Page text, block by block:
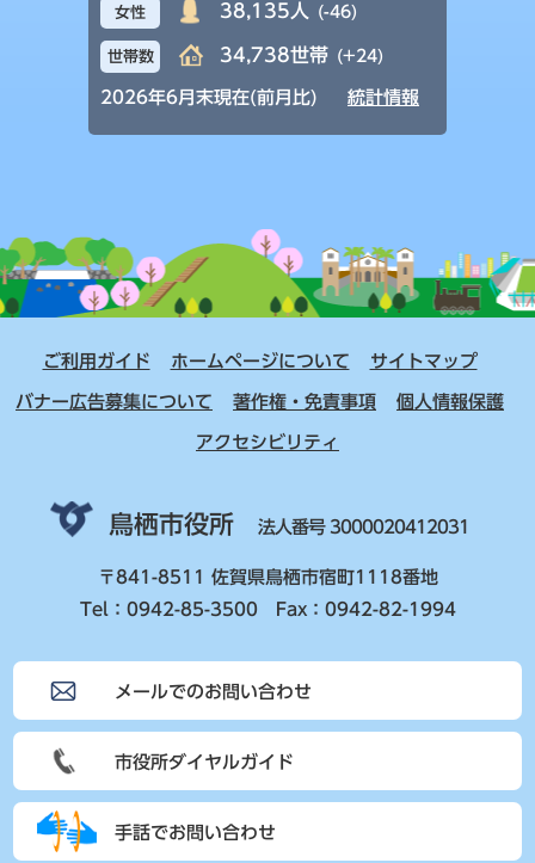
女性 38,135人 (-46)
世帯数 34,738世帯 (+24)
2026年6月末現在(前月比) 統計情報
ご利用ガイド ホームページについて サイトマップ
バナー広告募集について 著作権・免責事項 個人情報保護
アクセシビリティ
鳥栖市役所 法人番号 3000020412031
〒841-8511 佐賀県鳥栖市宿町1118番地
Tel：0942-85-3500 Fax：0942-82-1994
メールでのお問い合わせ
市役所ダイヤルガイド
手話でお問い合わせ